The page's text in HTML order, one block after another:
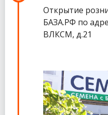
Открытие
БАЗА.РФ по
ВЛКСМ, д.21